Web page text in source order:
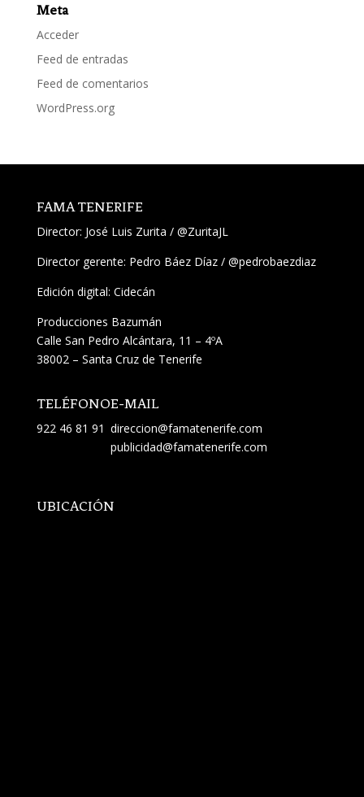
Meta
Acceder
Feed de entradas
Feed de comentarios
WordPress.org
FAMA TENERIFE
Director: José Luis Zurita / @ZuritaJL
Director gerente: Pedro Báez Díaz / @pedrobaezdiaz
Edición digital: Cidecán
Producciones Bazumán
Calle San Pedro Alcántara, 11 – 4ºA
38002 – Santa Cruz de Tenerife
TELÉFONO
922 46 81 91
E-MAIL
direccion@famatenerife.com
publicidad@famatenerife.com
UBICACIÓN